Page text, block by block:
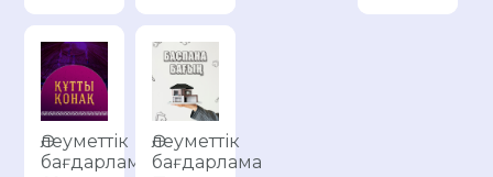
Әлеуметтік
бағдарлама
Әлеуметтік
бағдарлама